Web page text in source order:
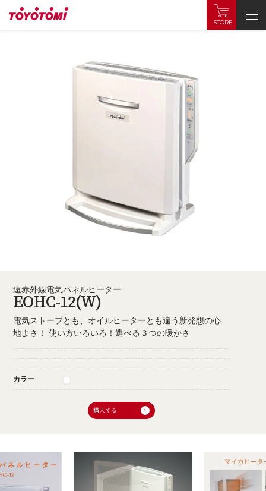
STORE
遠赤外線電気パネルヒーター
EOHC-12(W)
電気ストーブとも、オイルヒーターとも違う新発想の心
地よさ！ 使い方いろいろ！選べる３つの暖かさ
カラー
購入する